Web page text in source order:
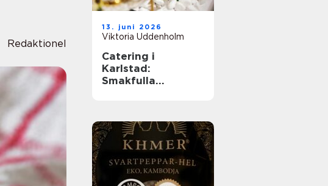
Redaktionel
13. juni 2026
Viktoria Uddenholm
Catering i
Karlstad:
Smakfulla